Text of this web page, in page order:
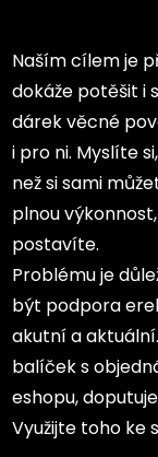
Naším cílem je
dokáže potěšit i
dárek věcné
i pro ni. Myslíte
než si sami
plnou
postavíte.
Problému je
být podpora
akutní a
balíček s
eshopu,
Využijte toho ke